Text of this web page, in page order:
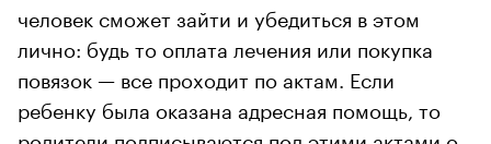
человек сможет зайти и убедиться в этом
лично: будь то оплата лечения или покупка
повязок — все проходит по актам. Если
ребенку была оказана адресная помощь, то